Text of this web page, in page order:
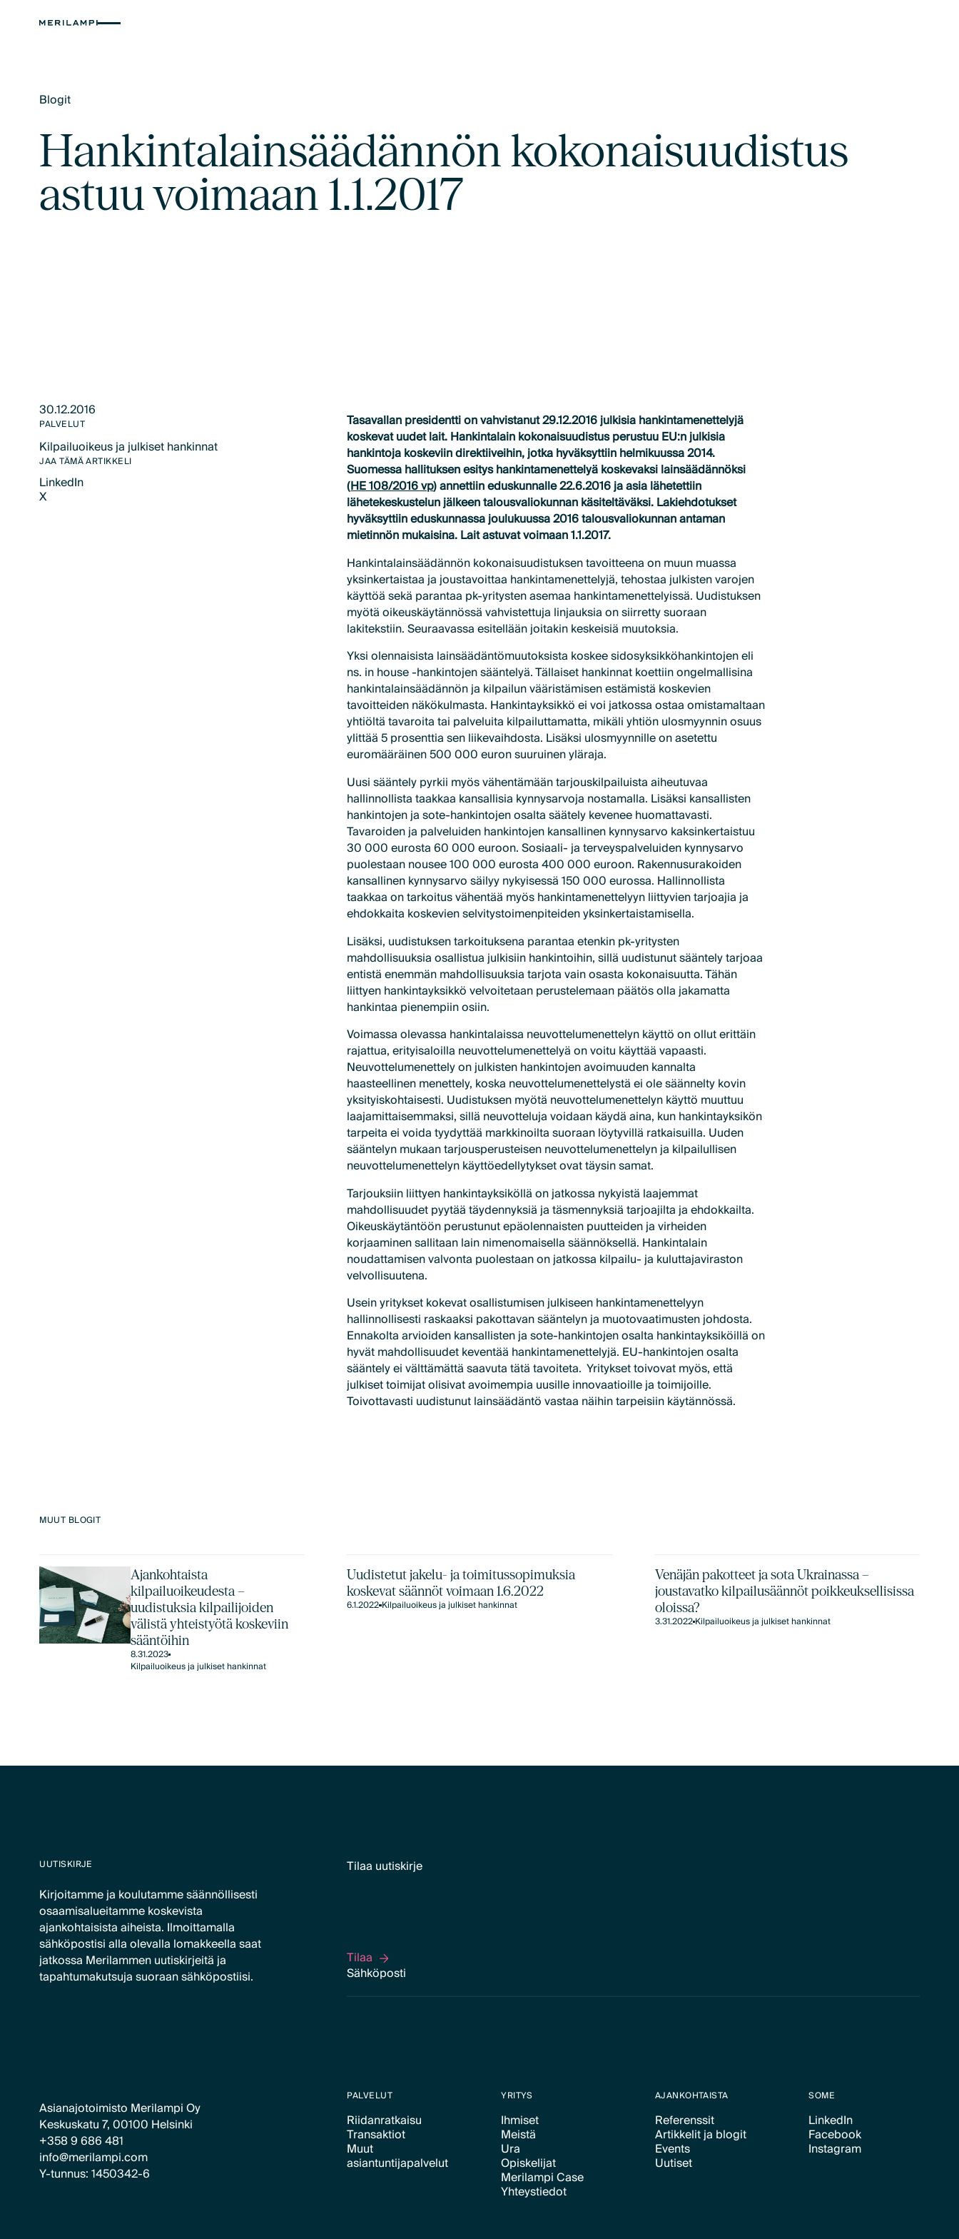
Blogit
Hankintalainsäädännön kokonaisuudistus
astuu voimaan 1.1.2017
30.12.2016
PALVELUT
Kilpailuoikeus ja julkiset hankinnat
Text Link
JAA TÄMÄ ARTIKKELI
LinkedIn
LinkedIn
X
Tasavallan presidentti on vahvistanut 29.12.2016 julkisia hankintamenettelyjä
koskevat uudet lait. Hankintalain kokonaisuudistus perustuu EU:n julkisia
hankintoja koskeviin direktiiveihin, jotka hyväksyttiin helmikuussa 2014.
Suomessa hallituksen esitys hankintamenettelyä koskevaksi lainsäädännöksi
(HE 108/2016 vp) annettiin eduskunnalle 22.6.2016 ja asia lähetettiin
lähetekeskustelun jälkeen talousvaliokunnan käsiteltäväksi. Lakiehdotukset
hyväksyttiin eduskunnassa joulukuussa 2016 talousvaliokunnan antaman
mietinnön mukaisina. Lait astuvat voimaan 1.1.2017.
Hankintalainsäädännön kokonaisuudistuksen tavoitteena on muun muassa
yksinkertaistaa ja joustavoittaa hankintamenettelyjä, tehostaa julkisten varojen
käyttöä sekä parantaa pk-yritysten asemaa hankintamenettelyissä. Uudistuksen
myötä oikeuskäytännössä vahvistettuja linjauksia on siirretty suoraan
lakitekstiin. Seuraavassa esitellään joitakin keskeisiä muutoksia.
Yksi olennaisista lainsäädäntömuutoksista koskee sidosyksikköhankintojen eli
ns. in house -hankintojen sääntelyä. Tällaiset hankinnat koettiin ongelmallisina
hankintalainsäädännön ja kilpailun vääristämisen estämistä koskevien
tavoitteiden näkökulmasta. Hankintayksikkö ei voi jatkossa ostaa omistamaltaan
yhtiöltä tavaroita tai palveluita kilpailuttamatta, mikäli yhtiön ulosmyynnin osuus
ylittää 5 prosenttia sen liikevaihdosta. Lisäksi ulosmyynnille on asetettu
euromääräinen 500 000 euron suuruinen yläraja.
Uusi sääntely pyrkii myös vähentämään tarjouskilpailuista aiheutuvaa
hallinnollista taakkaa kansallisia kynnysarvoja nostamalla. Lisäksi kansallisten
hankintojen ja sote-hankintojen osalta säätely kevenee huomattavasti.
Tavaroiden ja palveluiden hankintojen kansallinen kynnysarvo kaksinkertaistuu
30 000 eurosta 60 000 euroon. Sosiaali- ja terveyspalveluiden kynnysarvo
puolestaan nousee 100 000 eurosta 400 000 euroon. Rakennusurakoiden
kansallinen kynnysarvo säilyy nykyisessä 150 000 eurossa. Hallinnollista
taakkaa on tarkoitus vähentää myös hankintamenettelyyn liittyvien tarjoajia ja
ehdokkaita koskevien selvitystoimenpiteiden yksinkertaistamisella.
Lisäksi, uudistuksen tarkoituksena parantaa etenkin pk-yritysten
mahdollisuuksia osallistua julkisiin hankintoihin, sillä uudistunut sääntely tarjoaa
entistä enemmän mahdollisuuksia tarjota vain osasta kokonaisuutta. Tähän
liittyen hankintayksikkö velvoitetaan perustelemaan päätös olla jakamatta
hankintaa pienempiin osiin.
Voimassa olevassa hankintalaissa neuvottelumenettelyn käyttö on ollut erittäin
rajattua, erityisaloilla neuvottelumenettelyä on voitu käyttää vapaasti.
Neuvottelumenettely on julkisten hankintojen avoimuuden kannalta
haasteellinen menettely, koska neuvottelumenettelystä ei ole säännelty kovin
yksityiskohtaisesti. Uudistuksen myötä neuvottelumenettelyn käyttö muuttuu
laajamittaisemmaksi, sillä neuvotteluja voidaan käydä aina, kun hankintayksikön
tarpeita ei voida tyydyttää markkinoilta suoraan löytyvillä ratkaisuilla. Uuden
sääntelyn mukaan tarjousperusteisen neuvottelumenettelyn ja kilpailullisen
neuvottelumenettelyn käyttöedellytykset ovat täysin samat.
Tarjouksiin liittyen hankintayksiköllä on jatkossa nykyistä laajemmat
mahdollisuudet pyytää täydennyksiä ja täsmennyksiä tarjoajilta ja ehdokkailta.
Oikeuskäytäntöön perustunut epäolennaisten puutteiden ja virheiden
korjaaminen sallitaan lain nimenomaisella säännöksellä. Hankintalain
noudattamisen valvonta puolestaan on jatkossa kilpailu- ja kuluttajaviraston
velvollisuutena.
Usein yritykset kokevat osallistumisen julkiseen hankintamenettelyyn
hallinnollisesti raskaaksi pakottavan sääntelyn ja muotovaatimusten johdosta.
Ennakolta arvioiden kansallisten ja sote-hankintojen osalta hankintayksiköillä on
hyvät mahdollisuudet keventää hankintamenettelyjä. EU-hankintojen osalta
sääntely ei välttämättä saavuta tätä tavoiteta. Yritykset toivovat myös, että
julkiset toimijat olisivat avoimempia uusille innovaatioille ja toimijoille.
Toivottavasti uudistunut lainsäädäntö vastaa näihin tarpeisiin käytännössä.
MUUT BLOGIT
Ajankohtaista
kilpailuoikeudesta –
uudistuksia kilpailijoiden
välistä yhteistyötä koskeviin
sääntöihin
8.31.2023
Kilpailuoikeus ja julkiset hankinnat
Uudistetut jakelu- ja toimitussopimuksia
koskevat säännöt voimaan 1.6.2022
6.1.2022Kilpailuoikeus ja julkiset hankinnat
Venäjän pakotteet ja sota Ukrainassa –
joustavatko kilpailusäännöt poikkeuksellisissa
oloissa?
3.31.2022Kilpailuoikeus ja julkiset hankinnat
UUTISKIRJE
Kirjoitamme ja koulutamme säännöllisesti
osaamisalueitamme koskevista
ajankohtaisista aiheista. Ilmoittamalla
sähköpostisi alla olevalla lomakkeella saat
jatkossa Merilammen uutiskirjeitä ja
tapahtumakutsuja suoraan sähköpostiisi.
Tilaa uutiskirje
Tilaa
Tilaa
Asianajotoimisto Merilampi Oy
Keskuskatu 7, 00100 Helsinki
+358 9 686 481
info@merilampi.com
Y-tunnus: 1450342-6
PALVELUT
Riidanratkaisu
Text Link
Transaktiot
Text Link
Muut
asiantuntijapalvelut
YRITYS
Ihmiset
Text Link
Meistä
Text Link
Ura
Text Link
Opiskelijat
Text Link
Merilampi Case
Text Link
Yhteystiedot
AJANKOHTAISTA
Referenssit
Text Link
Artikkelit ja blogit
Text Link
Events
Text Link
Uutiset
SOME
LinkedIn
Text Link
Facebook
Text Link
Instagram